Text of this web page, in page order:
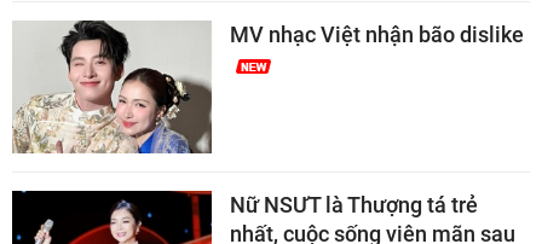
MV nhạc Việt nhận bão dislike
Nữ NSƯT là Thượng tá trẻ
nhất, cuộc sống viên mãn sau